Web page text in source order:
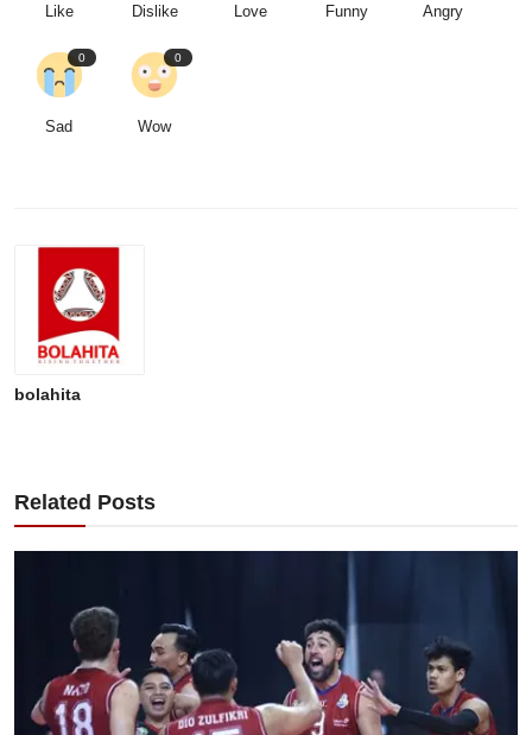
Like Dislike Love Funny Angry
0
Sad
0
Wow
bolahita
Related Posts